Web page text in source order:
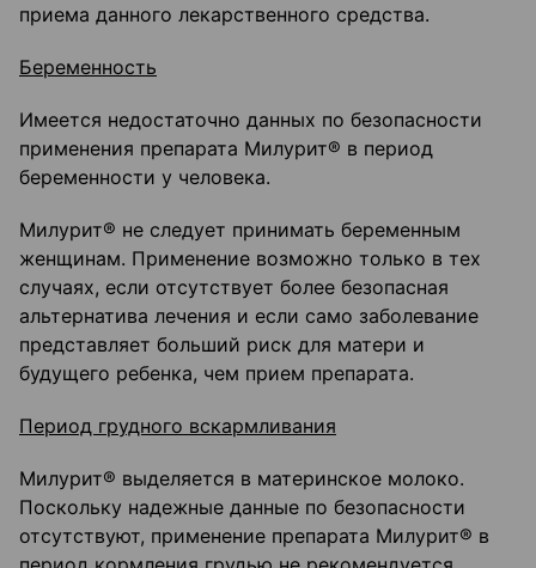
приема данного лекарственного средства.
Беременность
Имеется недостаточно данных по безопасности
применения препарата Милурит® в период
беременности у человека.
Милурит® не следует принимать беременным
женщинам. Применение возможно только в тех
случаях, если отсутствует более безопасная
альтернатива лечения и если само заболевание
представляет больший риск для матери и
будущего ребенка, чем прием препарата.
Период грудного вскармливания
Милурит® выделяется в материнское молоко.
Поскольку надежные данные по безопасности
отсутствуют, применение препарата Милурит® в